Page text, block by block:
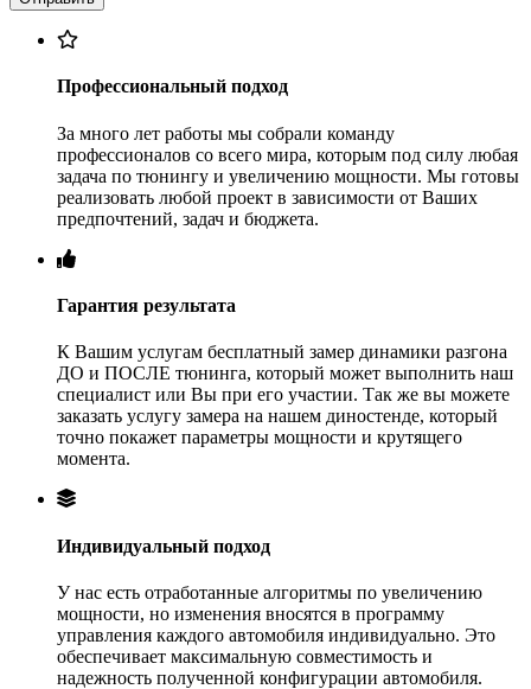
Профессиональный подход
За много лет работы мы собрали команду
профессионалов со всего мира, которым под силу любая
задача по тюнингу и увеличению мощности. Мы готовы
реализовать любой проект в зависимости от Ваших
предпочтений, задач и бюджета.
Гарантия результата
К Вашим услугам бесплатный замер динамики разгона
ДО и ПОСЛЕ тюнинга, который может выполнить наш
специалист или Вы при его участии. Так же вы можете
заказать услугу замера на нашем диностенде, который
точно покажет параметры мощности и крутящего
момента.
Индивидуальный подход
У нас есть отработанные алгоритмы по увеличению
мощности, но изменения вносятся в программу
управления каждого автомобиля индивидуально. Это
обеспечивает максимальную совместимость и
надежность полученной конфигурации автомобиля.